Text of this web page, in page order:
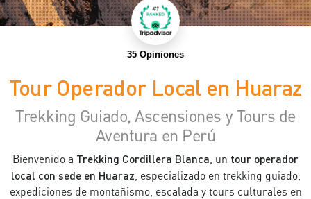
35 Opiniones
Tour Operador Local en Huaraz
Trekking Guiado, Ascensiones y Tours de
Aventura en Perú
Bienvenido a Trekking Cordillera Blanca , un tour operador
local con sede en Huaraz , especializado en trekking guiado,
expediciones de montañismo, escalada y tours culturales en